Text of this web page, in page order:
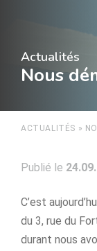
Actualités
Nous
ACTUALITÉS »
Publié le
C’est
du 3, rue du
durant nous